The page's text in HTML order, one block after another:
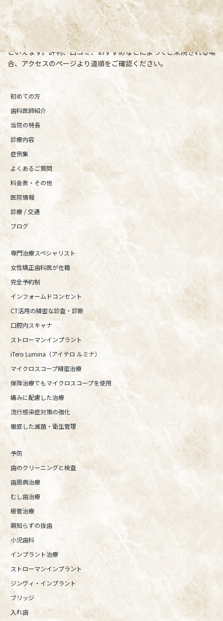
央線(快速)「阿佐ケ谷駅」徒歩0分 / JR中央/総武線「阿佐ケ谷駅」
徒歩0分 / 東京メトロ丸ノ内線「南阿佐ケ谷駅」徒歩8分の、駅す
ぐでとても通いやすい場所にある歯医者です。杉並区や中野区、新
宿、東京都内、隣接県や遠方からも患者様に来院頂きやすい環境
といえます。評判、口コミ、おすすめなどによってご来院される場
合、アクセスのページより道順をご確認ください。
初めての方
歯科医師紹介
当院の特長
診療内容
症例集
よくあるご質問
料金表・その他
医院情報
診療 / 交通
ブログ
専門治療スペシャリスト
女性矯正歯科医が在籍
完全予約制
インフォームドコンセント
CT活用の精密な診査・診断
口腔内スキャナ
ストローマンインプラント
iTero Lumina（アイテロ ルミナ）
マイクロスコープ精密治療
保険治療でもマイクロスコープを使用
痛みに配慮した治療
流行感染症対策の強化
徹底した滅菌・衛生管理
予防
歯のクリーニングと検査
歯周病治療
むし歯治療
根管治療
親知らずの抜歯
小児歯科
インプラント治療
ストローマンインプラント
ジンヴィ・インプラント
ブリッジ
入れ歯